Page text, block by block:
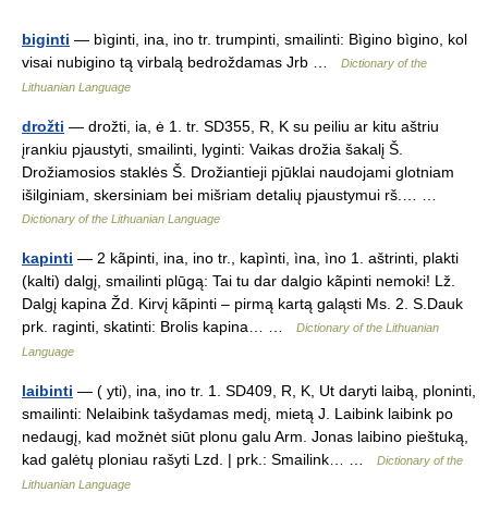
biginti — bìginti, ina, ino tr. trumpinti, smailinti: Bìgino bìgino, kol
visai nubigino tą virbalą bedroždamas Jrb …
Dictionary of the
Lithuanian Language
drožti — drožti, ia, ė 1. tr. SD355, R, K su peiliu ar kitu aštriu
įrankiu pjaustyti, smailinti, lyginti: Vaikas drožia šakalį Š.
Drožiamosios staklės Š. Drožiantieji pjūklai naudojami glotniam
išilginiam, skersiniam bei mišriam detalių pjaustymui rš.… …
Dictionary of the Lithuanian Language
kapinti — 2 kãpinti, ina, ino tr., kapìnti, ìna, ìno 1. aštrinti, plakti
(kalti) dalgį, smailinti plūgą: Tai tu dar dalgio kãpinti nemoki! Lž.
Dalgį kapina Žd. Kirvį kãpinti – pirmą kartą galąsti Ms. 2. S.Dauk
prk. raginti, skatinti: Brolis kapina… …
Dictionary of the Lithuanian
Language
laibinti — ( yti), ina, ino tr. 1. SD409, R, K, Ut daryti laibą, ploninti,
smailinti: Nelaibink tašydamas medį, mietą J. Laibink laibink po
nedaugį, kad možnėt siūt plonu galu Arm. Jonas laibino pieštuką,
kad galėtų ploniau rašyti Lzd. | prk.: Smailink… …
Dictionary of the
Lithuanian Language